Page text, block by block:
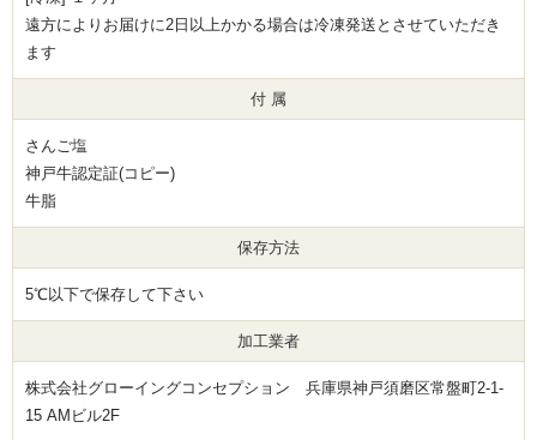
遠方によりお届けに2日以上かかる場合は冷凍発送とさせていただき
ます
付 属
さんご塩
神戸牛認定証(コピー)
牛脂
保存方法
5℃以下で保存して下さい
加工業者
株式会社グローイングコンセプション 兵庫県神戸須磨区常盤町2-1-
15 AMビル2F